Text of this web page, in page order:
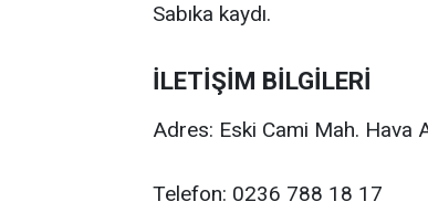
Sabıka kaydı.
İLETİŞİM BİLGİLERİ
Adres: Eski Cami Mah. Hava
Telefon: 0236 788 18 17